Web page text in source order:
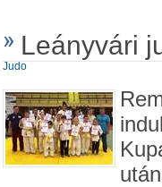
Leányvári
Judo